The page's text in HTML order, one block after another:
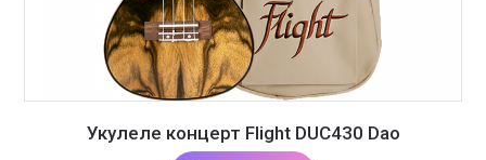
Укулеле концерт Flight DUC430 Dao